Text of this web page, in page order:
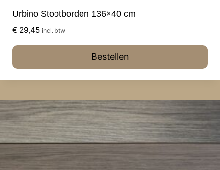
Urbino Stootborden 136×40 cm
€ 29,45 incl. btw
Bestellen